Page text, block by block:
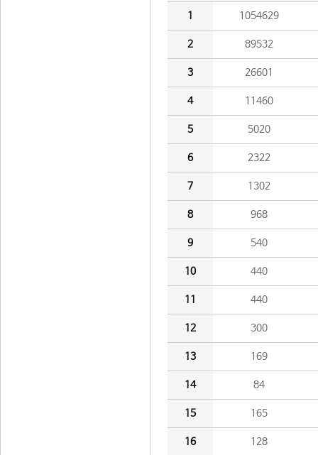
1 1054629
2 89532
3 26601
4 11460
5 5020
6 2322
7 1302
8 968
9 540
10 440
11 440
12 300
13 169
14 84
15 165
16 128